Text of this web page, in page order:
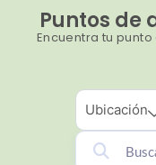
Puntos de
Encuentra tu
Ubicación